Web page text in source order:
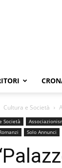
Cultura e Società
Società
Solo Annunci